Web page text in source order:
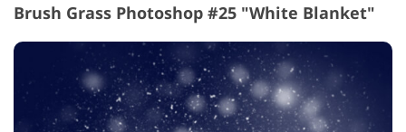
Brush Grass Photoshop #25 "White Blanket"